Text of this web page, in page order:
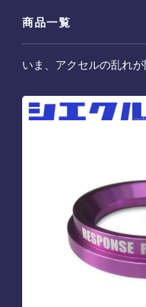
商品一覧
いま、アクセルの乱れ